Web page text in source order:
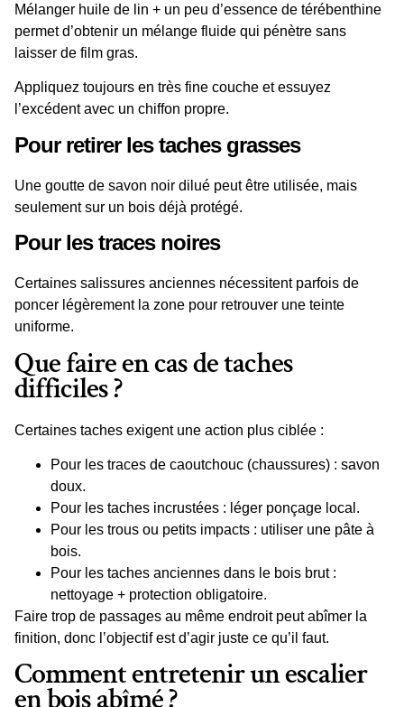
Mélanger huile de lin + un peu d’essence de térébenthine
permet d’obtenir un mélange fluide qui pénètre sans
laisser de film gras.
Appliquez toujours en très fine couche et essuyez
l’excédent avec un chiffon propre.
Pour retirer les taches grasses
Une goutte de savon noir dilué peut être utilisée, mais
seulement sur un bois déjà protégé.
Pour les traces noires
Certaines salissures anciennes nécessitent parfois de
poncer légèrement la zone pour retrouver une teinte
uniforme.
Que faire en cas de taches
difficiles ?
Certaines taches exigent une action plus ciblée :
Pour les traces de caoutchouc (chaussures) : savon
doux.
Pour les taches incrustées : léger ponçage local.
Pour les trous ou petits impacts : utiliser une pâte à
bois.
Pour les taches anciennes dans le bois brut :
nettoyage + protection obligatoire.
Faire trop de passages au même endroit peut abîmer la
finition, donc l’objectif est d’agir juste ce qu’il faut.
Comment entretenir un escalier